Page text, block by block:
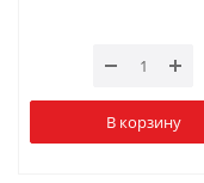
В корзину